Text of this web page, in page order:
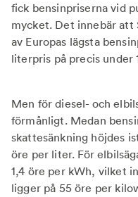
fick bensinpriserna vid
mycket. Det innebär att
av Europas lägsta
literpris på precis under
Men för diesel- och
förmånligt. Medan
skattesänkning höjdes
öre per liter. För
1,4 öre per kWh, vilket
ligger på 55 öre per